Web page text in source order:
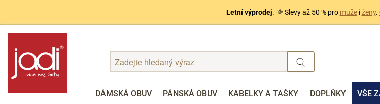
Letní výprodej. 🌞 Slevy až 50 % pro mužeiženy.
DÁMSKÁ OBUV PÁNSKÁ OBUV KABELKY A TAŠKY DOPLŇKY VŠE